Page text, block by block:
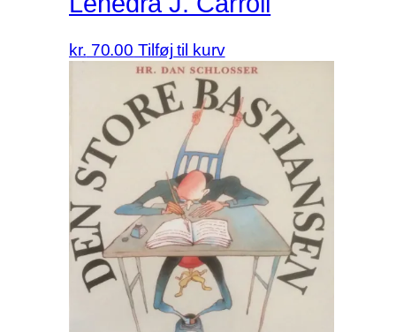
kr. 70.00 Tilføj til kurv